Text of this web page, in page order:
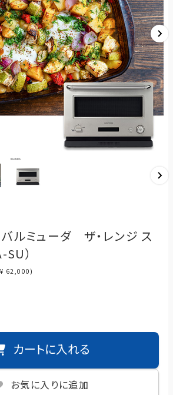
バルミューダ ザ・レンジ ス
）
62,000)
カートに入れる
お気に入りに追加